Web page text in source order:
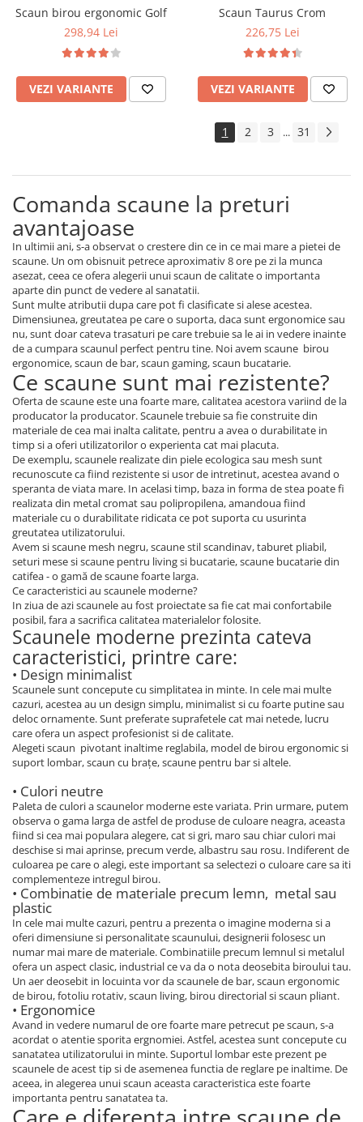
Scaun birou ergonomic Golf
298,94 Lei
VEZI VARIANTE
Scaun Taurus Crom
226,75 Lei
VEZI VARIANTE
1 2 3 ... 31
Comanda scaune la preturi
avantajoase
In ultimii ani, s-a observat o crestere din ce in ce mai mare a pietei de
scaune. Un om obisnuit petrece aproximativ 8 ore pe zi la munca
asezat, ceea ce ofera alegerii unui scaun de calitate o importanta
aparte din punct de vedere al sanatatii.
Sunt multe atributii dupa care pot fi clasificate si alese acestea.
Dimensiunea, greutatea pe care o suporta, daca sunt ergonomice sau
nu, sunt doar cateva trasaturi pe care trebuie sa le ai in vedere inainte
de a cumpara scaunul perfect pentru tine. Noi avem scaune birou
ergonomice, scaun de bar, scaun gaming, scaun bucatarie.
Ce scaune sunt mai rezistente?
Oferta de scaune este una foarte mare, calitatea acestora variind de la
producator la producator. Scaunele trebuie sa fie construite din
materiale de cea mai inalta calitate, pentru a avea o durabilitate in
timp si a oferi utilizatorilor o experienta cat mai placuta.
De exemplu, scaunele realizate din piele ecologica sau mesh sunt
recunoscute ca fiind rezistente si usor de intretinut, acestea avand o
speranta de viata mare. In acelasi timp, baza in forma de stea poate fi
realizata din metal cromat sau polipropilena, amandoua fiind
materiale cu o durabilitate ridicata ce pot suporta cu usurinta
greutatea utilizatorului.
Avem si scaune mesh negru, scaune stil scandinav, taburet pliabil,
seturi mese si scaune pentru living si bucatarie, scaune bucatarie din
catifea - o gamă de scaune foarte larga.
Ce caracteristici au scaunele moderne?
In ziua de azi scaunele au fost proiectate sa fie cat mai confortabile
posibil, fara a sacrifica calitatea materialelor folosite.
Scaunele moderne prezinta cateva
caracteristici, printre care:
• Design minimalist
Scaunele sunt concepute cu simplitatea in minte. In cele mai multe
cazuri, acestea au un design simplu, minimalist si cu foarte putine sau
deloc ornamente. Sunt preferate suprafetele cat mai netede, lucru
care ofera un aspect profesionist si de calitate.
Alegeti scaun pivotant inaltime reglabila, model de birou ergonomic si
suport lombar, scaun cu brațe, scaune pentru bar si altele.
• Culori neutre
Paleta de culori a scaunelor moderne este variata. Prin urmare, putem
observa o gama larga de astfel de produse de culoare neagra, aceasta
fiind si cea mai populara alegere, cat si gri, maro sau chiar culori mai
deschise si mai aprinse, precum verde, albastru sau rosu. Indiferent de
culoarea pe care o alegi, este important sa selectezi o culoare care sa iti
complementeze intregul birou.
• Combinatie de materiale precum lemn, metal sau
plastic
In cele mai multe cazuri, pentru a prezenta o imagine moderna si a
oferi dimensiune si personalitate scaunului, designerii folosesc un
numar mai mare de materiale. Combinatiile precum lemnul si metalul
ofera un aspect clasic, industrial ce va da o nota deosebita biroului tau.
Un aer deosebit in locuinta vor da scaunele de bar, scaun ergonomic
de birou, fotoliu rotativ, scaun living, birou directorial si scaun pliant.
• Ergonomice
Avand in vedere numarul de ore foarte mare petrecut pe scaun, s-a
acordat o atentie sporita ergnomiei. Astfel, acestea sunt concepute cu
sanatatea utilizatorului in minte. Suportul lombar este prezent pe
scaunele de acest tip si de asemenea functia de reglare pe inaltime. De
aceea, in alegerea unui scaun aceasta caracteristica este foarte
importanta pentru sanatatea ta.